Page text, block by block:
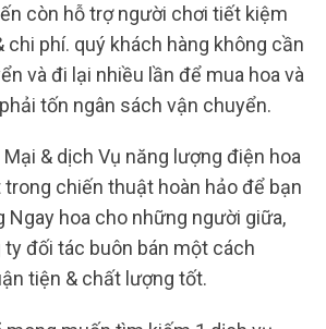
còn hỗ trợ người chơi tiết kiệm
chi phí. quý khách hàng không cần
và đi lại nhiều lần để mua hoa và
tốn ngân sách vận chuyển.
& dịch Vụ năng lượng điện hoa
chiến thuật hoàn hảo để bạn
Ngay hoa cho những người giữa,
ty đối tác buôn bán một cách
tiện & chất lượng tốt.